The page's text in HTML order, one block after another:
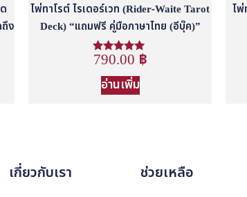
ง
ไพ่ทาโรต์ ไรเดอร์เวท (Rider-Waite Tarot
Deck) “แถมฟรี คู่มือภาษาไทย (อีบุ๊ค)”
ให้คะแนน
ตั้งแต่ 1-5
คะแนน
790.00 ฿
อ่านเพิ่ม
ไพ่
เกี่ยวกับเรา ช่วยเหลือ